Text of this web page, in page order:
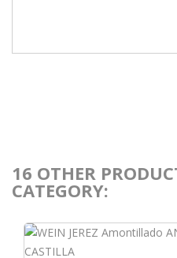
16 OTHER
CATEGORY: